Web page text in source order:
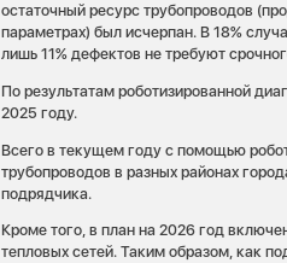
остаточный ресурс трубопроводов
параметрах) был исчерпан. В 18%
лишь 11% дефектов не требуют
По результатам роботизированной
2025 году.
Всего в текущем году с помощью
трубопроводов в разных районах
подрядчика.
Кроме того, в план на 2026 год
тепловых сетей. Таким образом, как